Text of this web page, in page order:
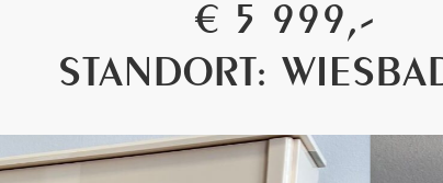
€ 5 999,-
STANDORT: